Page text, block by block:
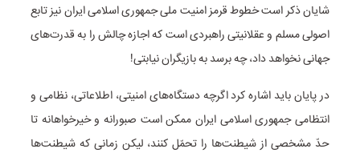
شایان ذکر است خطوط قرمز امنیت ملی جمهوری اسلامی ایران نیز تابع
اصولی مسلم و عقلانیتی راهبردی است که اجازه چالش را به قدرت‌های
جهانی نخواهد داد، چه برسد به بازیگران نیابتی!
در پایان باید اشاره کرد اگرچه دستگاه‌های امنیتی، اطلاعاتی، نظامی و
انتظامی جمهوری اسلامی ایران ممکن است صبورانه و خیرخواهانه تا
حدّ مشخصی از شیطنت‌ها را تحمّل کنند، لیکن زمانی که شیطنت‌ها